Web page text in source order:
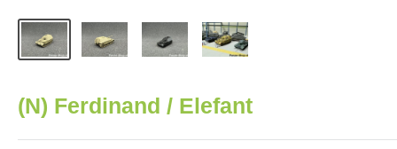
(N) Ferdinand / Elefant